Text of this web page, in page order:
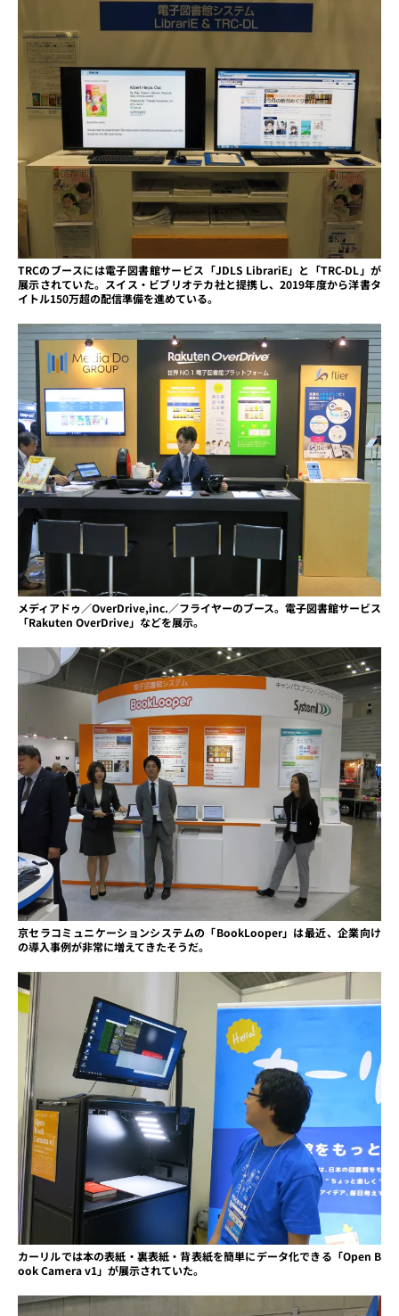
TRCのブースには電子図書館サービス「JDLS LibrariE」と「TRC-DL」が
展示されていた。スイス・ビブリオテカ社と提携し、2019年度から洋書タ
イトル150万超の配信準備を進めている。
メディアドゥ／OverDrive,inc.／フライヤーのブース。電子図書館サービス
「Rakuten OverDrive」などを展示。
京セラコミュニケーションシステムの「BookLooper」は最近、企業向け
の導入事例が非常に増えてきたそうだ。
カーリルでは本の表紙・裏表紙・背表紙を簡単にデータ化できる「Open B
ook Camera v1」が展示されていた。